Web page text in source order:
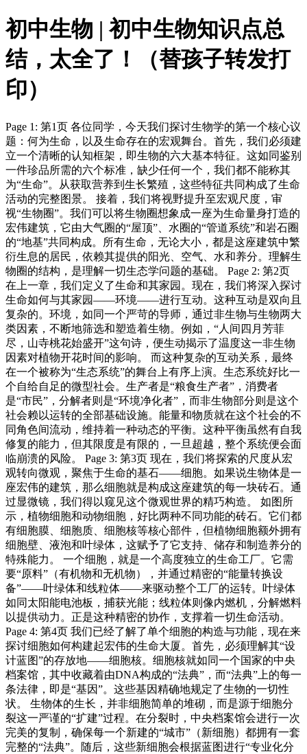
初中生物 | 初中生物知识点总
结，太全了！（替孩子转发打
印）
Page 1: 第1页 各位同学，今天我们探讨生物学的第一个核心议
题：何为生命，以及生命存在的宏观舞台。首先，我们必须建
立一个清晰的认知框架，即生物的六大基本特征。这如同鉴别
一件珍品所需的六个标准，缺少任何一个，我们都不能称其
为“生命”。从获取营养到生长繁殖，这些特征共同构成了生命
活动的完整图景。 接着，我们将视野提升至宏观尺度，审
视“生物圈”。我们可以将生物圈想象成一座为生命量身打造的
宏伟建筑，它由大气圈的“屋顶”、水圈的“管道系统”和岩石圈
的“地基”共同构成。所有生命，无论大小，都是这座建筑中繁
衍生息的居民，依赖其提供的阳光、空气、水和养分。理解生
物圈的结构，是理解一切生态学问题的基础。 Page 2: 第2页
在上一章，我们定义了生命和其家园。现在，我们将深入探讨
生命如何与其家园——环境——进行互动。这种互动是双向且
复杂的。环境，如同一个严苛的导师，通过非生物与生物两大
类因素，不断地筛选和塑造着生物。例如，“人间四月芳菲
尽，山寺桃花始盛开”这句诗，便生动揭示了温度这一非生物
因素对植物开花时间的影响。 而这种复杂的互动关系，最终
在一个被称为“生态系统”的舞台上有序上演。生态系统好比一
个自给自足的微型社会。生产者是“粮食生产者”，消费者
是“市民”，分解者则是“环境净化者”，而非生物部分则是这个
社会赖以运转的全部基础设施。能量和物质就在这个社会的不
同角色间流动，维持着一种动态的平衡。这种平衡虽然有自我
修复的能力，但其限度是有限的，一旦超越，整个系统便会面
临崩溃的风险。 Page 3: 第3页 现在，我们将探索的尺度从宏
观转向微观，聚焦于生命的基石——细胞。如果说生物体是一
座宏伟的建筑，那么细胞就是构成这座建筑的每一块砖石。通
过显微镜，我们得以窥见这个微观世界的精巧构造。 如图所
示，植物细胞和动物细胞，好比两种不同功能的砖石。它们都
有细胞膜、细胞质、细胞核等核心部件，但植物细胞额外拥有
细胞壁、液泡和叶绿体，这赋予了它支持、储存和制造养分的
特殊能力。 一个细胞，就是一个高度独立的生命工厂。它需
要“原料”（有机物和无机物），并通过精密的“能量转换设
备”——叶绿体和线粒体——来驱动整个工厂的运转。叶绿体
如同太阳能电池板，捕获光能；线粒体则像内燃机，分解燃料
以提供动力。正是这种精密的协作，支撑着一切生命活动。
Page 4: 第4页 我们已经了解了单个细胞的构造与功能，现在来
探讨细胞如何构建起宏伟的生命大厦。首先，必须理解其“设
计蓝图”的存放地——细胞核。细胞核就如同一个国家的中央
档案馆，其中收藏着由DNA构成的“法典”，而“法典”上的每一
条法律，即是“基因”。这些基因精确地规定了生物的一切性
状。 生物体的生长，并非细胞简单的堆砌，而是源于细胞分
裂这一严谨的“扩建”过程。在分裂时，中央档案馆会进行一次
完美的复制，确保每一个新建的“城市”（新细胞）都拥有一套
完整的“法典”。随后，这些新细胞会根据蓝图进行“专业化分